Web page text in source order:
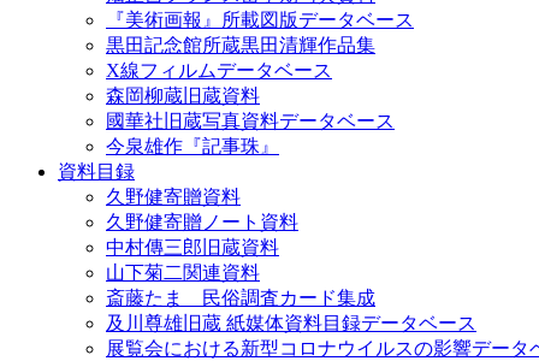
『美術画報』所載図版データベース
黒田記念館所蔵黒田清輝作品集
X線フィルムデータベース
森岡柳蔵旧蔵資料
國華社旧蔵写真資料データベース
今泉雄作『記事珠』
資料目録
久野健寄贈資料
久野健寄贈ノート資料
中村傳三郎旧蔵資料
山下菊二関連資料
斎藤たま 民俗調査カード集成
及川尊雄旧蔵 紙媒体資料目録データベース
展覧会における新型コロナウイルスの影響データ